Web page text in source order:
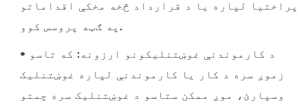
پراختیا لپاره یا د قرارداد څخه مخکې اقداماتو
په ګټه پروسس کوو.
• د کارموندنې غوښتنلیکونو ارزونه: که تاسو
زموږ سره د کار یا کارموندنې لپاره غوښتنلیک
وسپارئ، موږ ممکن ستاسو د غوښتنلیک سره چمتو